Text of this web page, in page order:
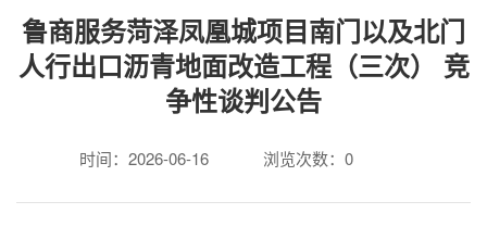
鲁商服务菏泽凤凰城项目南门以及北门
人行出口沥青地面改造工程（三次） 竞
争性谈判公告
时间：2026-06-16 浏览次数： 0